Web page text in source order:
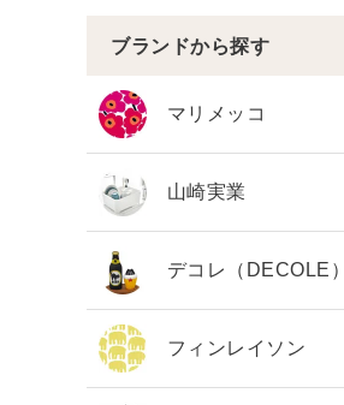
ブランドから探す
マリメッコ
山崎実業
デコレ（DECOLE）
フィンレイソン